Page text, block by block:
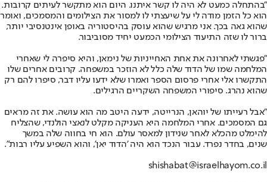
"בהתחלה כמעט לא היה לו קשר איתנו. היום הוא מתקשר לעיתים קרובות.
הוא כל הזמן מודה לי על שיעצתי לו למסור את הצילומים והמסמכים, ואומר
שהוא גאה בכך. אני מרגיש שהוא עוסק בהיסטוריה באופן אינטנסיבי יותר,
ברור לו שזה התיעוד הצילומי הכמעט יחיד מסוביבור.
"פגשתי לאחרונה את אחת האחייניות של נימאן, והיא סיפרה לי שאחרי
המלחמה שמו של הדוד שלה כלל לא הוזכר במשפחה. קרובים אחרים שלו
התקשרו אלי אחרי פרסום הספר ואמרו שלא ידעו עליו דבר, סיפרו להם רק
שהוא נהרג. סיפורי המשפחה השקריים הרגילים.
"אבל רעייתו של יוהאן, הנרייטה, ידעה היטב מה הוא עושה. את זה מראים
גם המסמכים. אחרי המלחמה היא העניקה מקלט לנאצי הולנדי, שהצליח
להימלט מהכלא לאחר שנידון למאסר עולם. הוא חי בחווה שלה במשך
שנים, בחדר נפרד. עבור הנכד הוא היה 'הדוד יאן', והוא השפיע עליו רבות".
shishabat@israelhayom.co.il